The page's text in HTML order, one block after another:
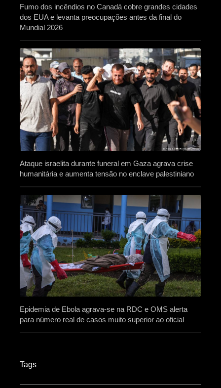
Fumo dos incêndios no Canadá cobre grandes cidades
dos EUA e levanta preocupações antes da final do
Mundial 2026
Ataque israelita durante funeral em Gaza agrava crise
humanitária e aumenta tensão no enclave palestiniano
Epidemia de Ebola agrava-se na RDC e OMS alerta
para número real de casos muito superior ao oficial
Tags